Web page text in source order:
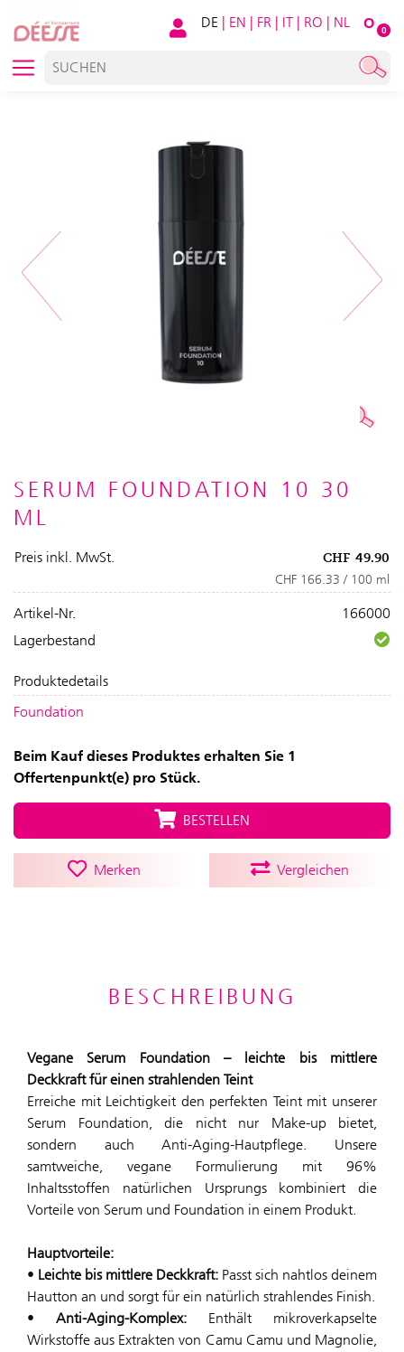
O 0
DE | EN | FR | IT | RO | NL
Next
SERUM FOUNDATION 10 30
ML
Preis inkl. MwSt. CHF 49.90
CHF 166.33 / 100 ml
Artikel-Nr.
166000
Lagerbestand
Produktedetails
Foundation
Beim Kauf dieses Produktes erhalten Sie 1
Offertenpunkt(e) pro Stück.
BESTELLEN
Merken Vergleichen
BESCHREIBUNG
Vegane Serum Foundation – leichte bis mittlere
Deckkraft für einen strahlenden Teint
Erreiche mit Leichtigkeit den perfekten Teint mit unserer
Serum Foundation, die nicht nur Make-up bietet,
sondern auch Anti-Aging-Hautpflege. Unsere
samtweiche, vegane Formulierung mit 96%
Inhaltsstoffen natürlichen Ursprungs kombiniert die
Vorteile von Serum und Foundation in einem Produkt.
Hauptvorteile:
• Leichte bis mittlere Deckkraft: Passt sich nahtlos deinem
Hautton an und sorgt für ein natürlich strahlendes Finish.
• Anti-Aging-Komplex: Enthält mikroverkapselte
Wirkstoffe aus Extrakten von Camu Camu und Magnolie,